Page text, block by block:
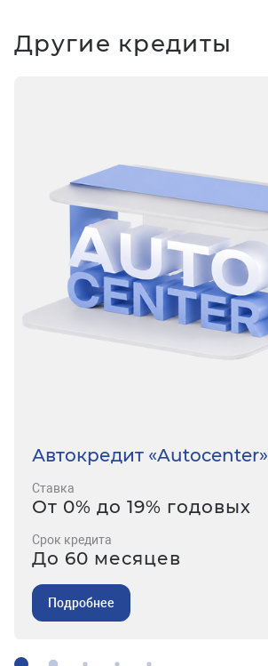
Другие кредиты
Автокредит «Autocenter»
Ставка
От 0% до 19% годовых
Срок кредита
До 60 месяцев
Подробнее